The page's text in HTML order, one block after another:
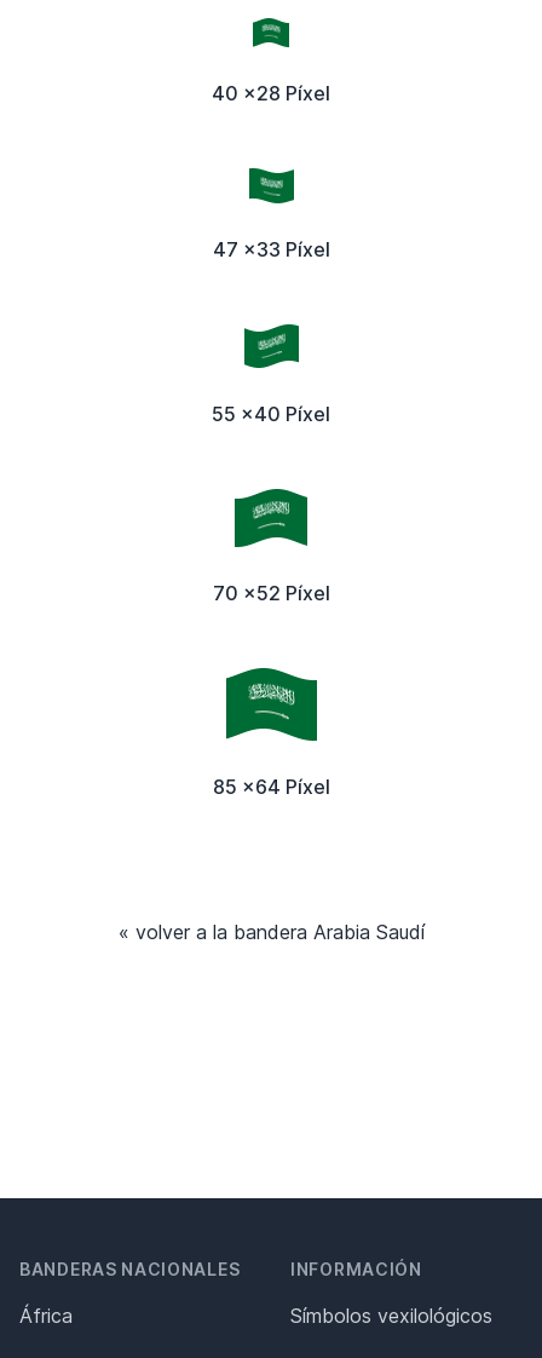
40 x28 Píxel
47 x33 Píxel
55 x40 Píxel
70 x52 Píxel
85 x64 Píxel
« volver a la bandera Arabia Saudí
BANDERAS NACIONALES
África
INFORMACIÓN
Símbolos vexilológicos